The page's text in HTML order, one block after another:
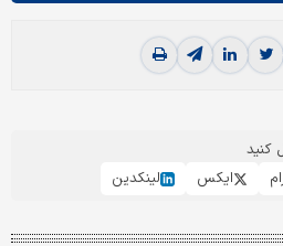
کنید
ایکس لینکدین